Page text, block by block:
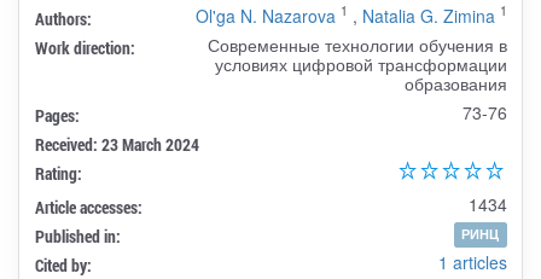
Authors: Ol'ga N. Nazarova 1 , Natalia G. Zimina 1
Work direction:
Современные технологии обучения в
условиях цифровой трансформации
образования
Pages: 73-76
Received: 23 March 2024
Rating:
Article accesses:
1434
Published in: РИНЦ
Cited by: 1 articles